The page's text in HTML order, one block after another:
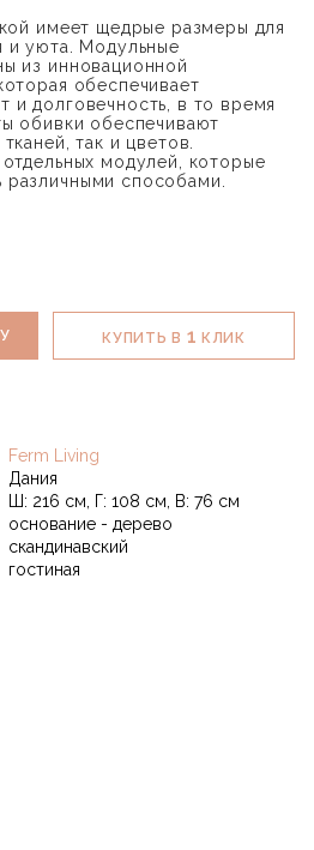
имеет щедрые размеры для
и уюта. Модульные
из инновационной
обеспечивает
и долговечность, в то время
обивки обеспечивают
так и цветов.
модулей, которые
способами.
КУПИТЬ В 1 КЛИК
Ferm Living
Дания
Ш: 216 см, Г: 108 см, В: 76 см
основание - дерево
скандинавский
гостиная